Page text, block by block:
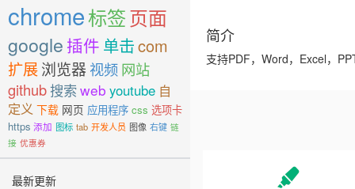
chrome标签页面
google 插件 单击com
扩展浏览器 视频网站
github搜索web youtube 自
定义 下载 网页 应用程序 css 选项卡
https 添加 图标 tab 开发人员 图像 右键 链
接 优惠券
最新更新
简介
支持PDF，Word，Excel，